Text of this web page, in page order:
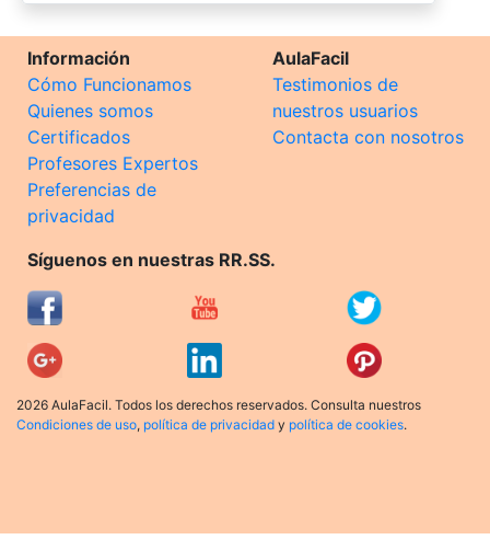
Información
Cómo Funcionamos
Quienes somos
Certificados
Profesores Expertos
Preferencias de
privacidad
AulaFacil
Testimonios de
nuestros usuarios
Contacta con nosotros
Síguenos en nuestras RR.SS.
2026 AulaFacil. Todos los derechos reservados. Consulta nuestros
Condiciones de uso, política de privacidad y política de cookies.